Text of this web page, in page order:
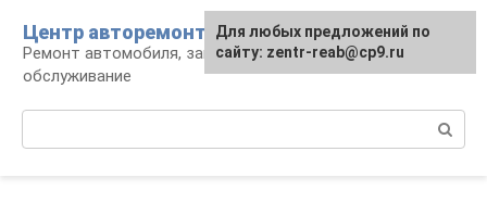
контенту
Центр авторемонта
Ремонт автомобиля, запчасти и
обслуживание
Для любых предложений по
сайту: zentr-reab@cp9.ru